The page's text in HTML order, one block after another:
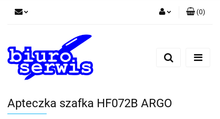
Zarejestruj się
(0)
Apteczka szafka HF072B ARGO